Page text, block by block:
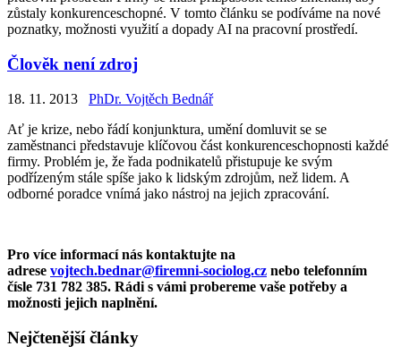
zůstaly konkurenceschopné. V tomto článku se podíváme na nové
poznatky, možnosti využití a dopady AI na pracovní prostředí.
Člověk není zdroj
18. 11. 2013
PhDr. Vojtěch Bednář
Ať je krize, nebo řádí konjunktura, umění domluvit se se
zaměstnanci představuje klíčovou část konkurenceschopnosti každé
firmy. Problém je, že řada podnikatelů přistupuje ke svým
podřízeným stále spíše jako k lidským zdrojům, než lidem. A
odborné poradce vnímá jako nástroj na jejich zpracování.
Pro více informací nás kontaktujte na
adrese vojtech.bednar@firemni-sociolog.cz nebo telefonním
čísle 731 782 385. Rádi s vámi probereme vaše potřeby a
možnosti jejich naplnění.
Nejčtenější články